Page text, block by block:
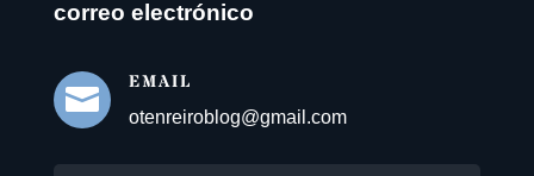
correo electrónico

EMAIL
otenreiroblog@gmail.com